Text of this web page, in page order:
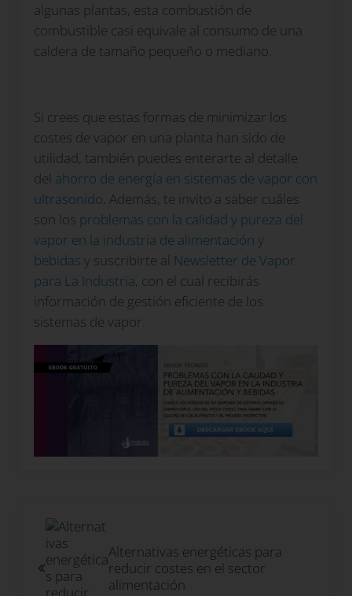
algunas plantas, esta combustión de
combustible casi equivale al consumo de una
caldera de tamaño pequeño o mediano.
Si crees que estas formas de minimizar los
costes de vapor en una planta han sido de
utilidad, también puedes enterarte al detalle
del ahorro de energía en sistemas de vapor con
ultrasonido . Además, te invito a saber cuáles
son los problemas con la calidad y pureza del
vapor en la industria de alimentación y
bebidas y suscribirte al Newsletter de Vapor
para La Industria, con el cual recibirás
información de gestión eficiente de los
sistemas de vapor.
Alternativas energéticas para
reducir costes en el sector
alimentación